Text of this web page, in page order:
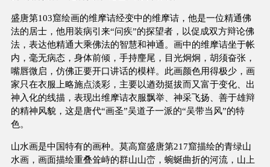
盛唐第103窟绘画的维摩诘经变中的维摩诘，他是一位精通佛
法的居士，他用装病引来“问疾”的探望者，以促成双方辩论佛
法，表达他精通大乘佛法的智慧和神通。画中的维摩诘坐于帐
内，毫无病态，身体前倾，手持麈尾，目光炯炯，胡须奋张，
嘴唇微启，仿佛正要开口讲话的模样。此画颜色用得极少，画
家只在衣服上略施点淡彩，主要以遒劲挺拔而又富于变化、出
神入化的线描，表现出维摩诘衣服飘举、神采飞扬、善于雄辩
的精神风貌，这是唐代“画圣”吴道子一派的“吴带当风”的特
色。
山水画是中国特有的画种。莫高窟盛唐第217窟描绘的青绿山
水画，画面描绘重叠耸峙的群山山峦，蜿蜒曲折的河流，山上